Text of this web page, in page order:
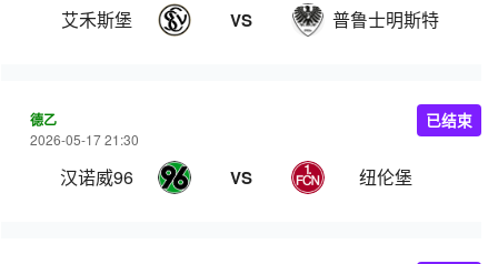
艾禾斯堡 VS 普鲁士明斯特
德乙
2026-05-17 21:30
汉诺威96 VS 纽伦堡
已结束